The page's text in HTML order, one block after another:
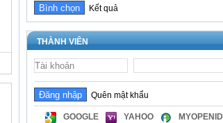
Kết quả
THÀNH VIÊN
Quên mật khẩu
GOOGLE YAHOO MYOPENID